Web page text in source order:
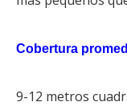
Cobertura
9-12 metros